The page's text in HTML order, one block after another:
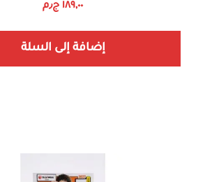
١٨٩,٠٠ ج٫م
إضافة إلى السلة